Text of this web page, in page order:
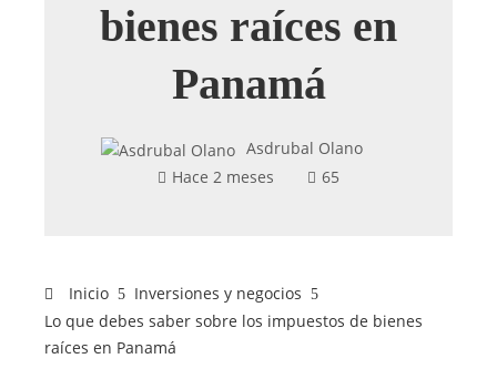
bienes raíces en
Panamá
Asdrubal Olano
Hace 2 meses
65
Inicio
Inversiones y negocios
Lo que debes saber sobre los impuestos de bienes
raíces en Panamá